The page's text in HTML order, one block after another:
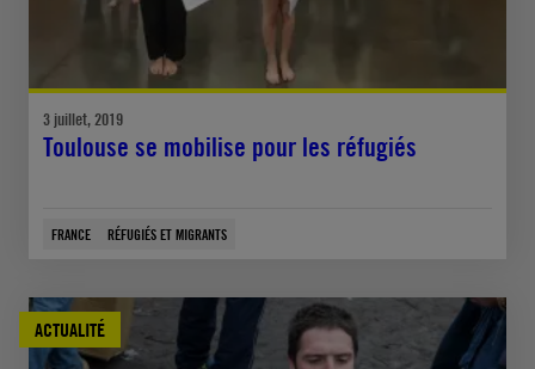
3 juillet, 2019
Toulouse se mobilise pour les réfugiés
FRANCE RÉFUGIÉS ET MIGRANTS
ACTUALITÉ